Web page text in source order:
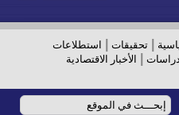
تحقيقات
استطلاعات
دراسات
الأخبار الاقتصادية